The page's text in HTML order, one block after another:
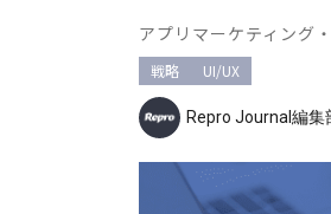
アプリマーケティング
戦略 UI/UX
Repro Journal編集